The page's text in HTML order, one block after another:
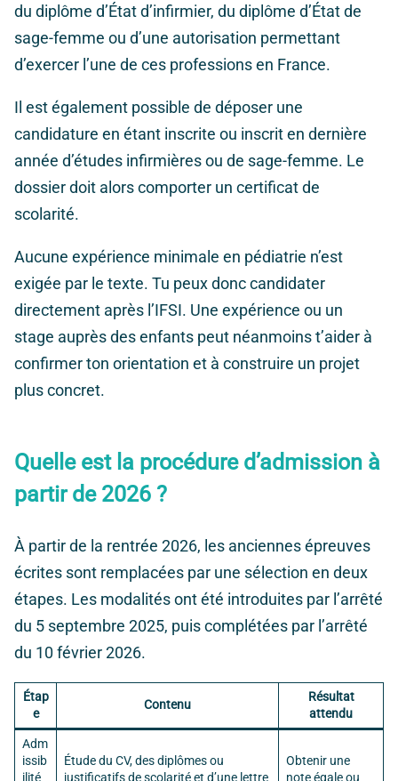
du diplôme d’État d’infirmier, du diplôme d’État de
sage-femme ou d’une autorisation permettant
d’exercer l’une de ces professions en France.
Il est également possible de déposer une
candidature en étant inscrite ou inscrit en dernière
année d’études infirmières ou de sage-femme. Le
dossier doit alors comporter un certificat de
scolarité.
Aucune expérience minimale en pédiatrie n’est
exigée par le texte. Tu peux donc candidater
directement après l’IFSI. Une expérience ou un
stage auprès des enfants peut néanmoins t’aider à
confirmer ton orientation et à construire un projet
plus concret.
Quelle est la procédure d’admission à
partir de 2026 ?
À partir de la rentrée 2026, les anciennes épreuves
écrites sont remplacées par une sélection en deux
étapes. Les modalités ont été introduites par l’arrêté
du 5 septembre 2025, puis complétées par l’arrêté
du 10 février 2026.
Étap
e
Contenu
Résultat
attendu
Adm
issib
ilité
Étude du CV, des diplômes ou
justificatifs de scolarité et d’une lettre
Obtenir une
note égale ou